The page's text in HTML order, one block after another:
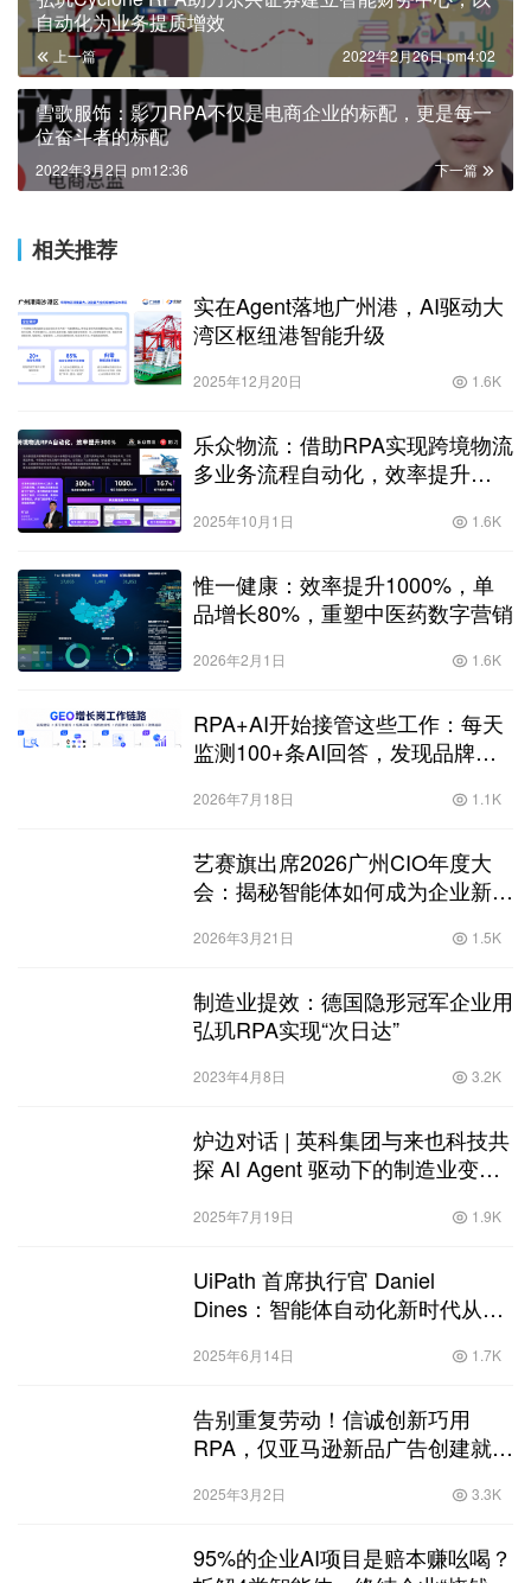
自动化为业务提质增效
上一篇 2022年2月26日 pm4:02
雪歌服饰：影刀RPA不仅是电商企业的标配，更是每一
位奋斗者的标配
下一篇
2022年3月2日 pm12:36
相关推荐
实在Agent落地广州港，AI驱动大
湾区枢纽港智能升级
2025年12月20日 1.6K
乐众物流：借助RPA实现跨境物流
多业务流程自动化，效率提升
2025年10月1日 1.6K
惟一健康：效率提升1000%，单
品增长80%，重塑中医药数字营销
2026年2月1日 1.6K
RPA+AI开始接管这些工作：每天
监测100+条AI回答，发现品牌
2026年7月18日 1.1K
艺赛旗出席2026广州CIO年度大
会：揭秘智能体如何成为企业新生
2026年3月21日 1.5K
制造业提效：德国隐形冠军企业用
弘玑RPA实现“次日达”
2023年4月8日 3.2K
炉边对话 | 英科集团与来也科技共
探 AI Agent 驱动下的制造业变革
2025年7月19日 1.9K
UiPath 首席执行官 Daniel
Dines：智能体自动化新时代从今
2025年6月14日 1.7K
告别重复劳动！信诚创新巧用
RPA，仅亚马逊新品广告创建就能
2025年3月2日 3.3K
95%的企业AI项目是赔本赚吆喝？